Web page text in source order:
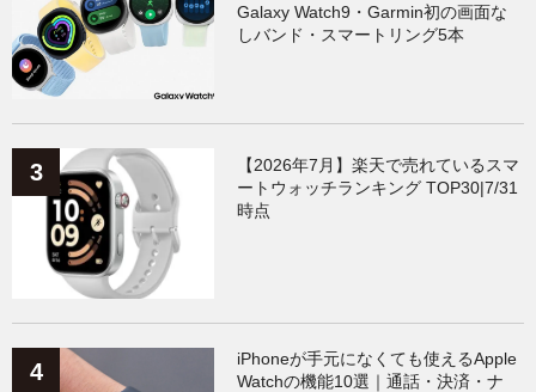
Galaxy Watch9・Garmin初の画面な
しバンド・スマートリング5本
【2026年7月】楽天で売れているスマ
ートウォッチランキング TOP30|7/31
時点
iPhoneが手元になくても使えるApple
Watchの機能10選｜通話・決済・ナ